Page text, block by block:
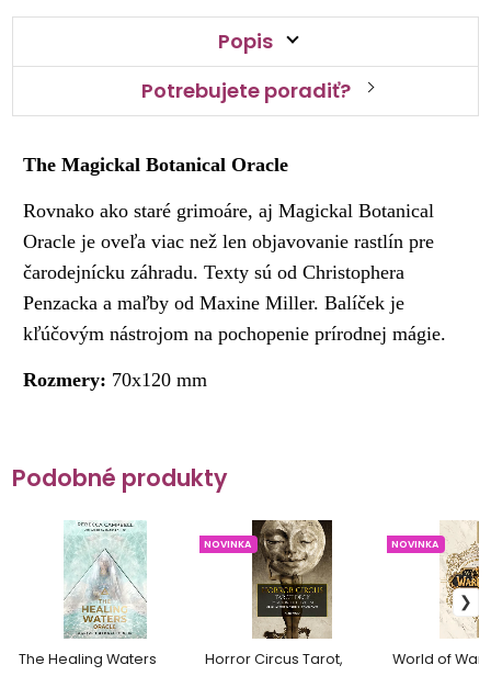
Popis
Potrebujete poradiť?
The Magickal Botanical Oracle
Rovnako ako staré grimoáre, aj Magickal Botanical
Oracle je oveľa viac než len objavovanie rastlín pre
čarodejnícku záhradu. Texty sú od Christophera
Penzacka a maľby od Maxine Miller. Balíček je
kľúčovým nástrojom na pochopenie prírodnej mágie.
Rozmery: 70x120 mm
Podobné produkty
The Healing Waters
Horror Circus Tarot,
NOVINKA
World of
NOVINKA